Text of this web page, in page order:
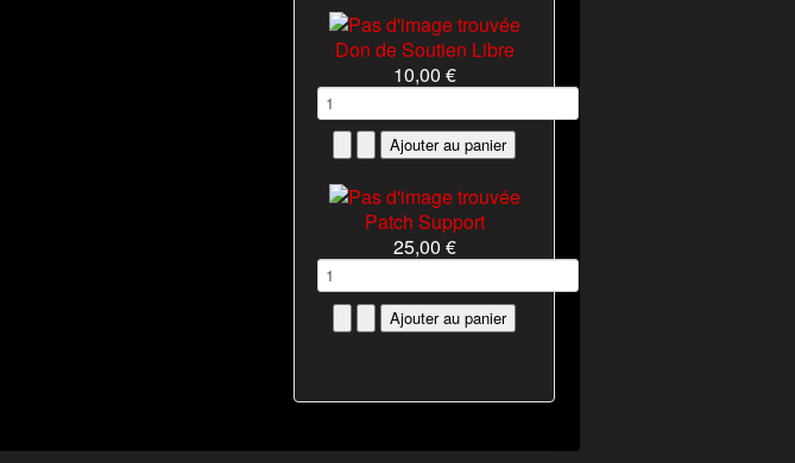
Don de Soutien Libre
10,00 €
Patch Support
25,00 €